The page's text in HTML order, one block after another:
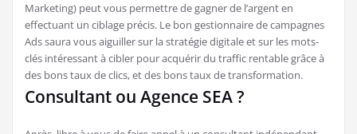
Marketing) peut vous permettre de gagner de l’argent en
effectuant un ciblage précis. Le bon gestionnaire de campagnes
Ads saura vous aiguiller sur la stratégie digitale et sur les mots-
clés intéressant à cibler pour acquérir du traffic rentable grâce à
des bons taux de clics, et des bons taux de transformation.
Consultant ou Agence SEA ?